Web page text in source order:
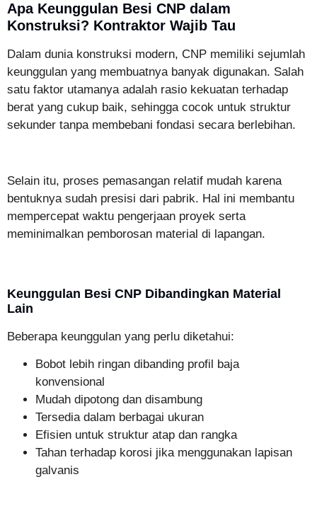
Apa Keunggulan Besi CNP dalam
Konstruksi? Kontraktor Wajib Tau
Dalam dunia konstruksi modern, CNP memiliki sejumlah
keunggulan yang membuatnya banyak digunakan. Salah
satu faktor utamanya adalah rasio kekuatan terhadap
berat yang cukup baik, sehingga cocok untuk struktur
sekunder tanpa membebani fondasi secara berlebihan.
Selain itu, proses pemasangan relatif mudah karena
bentuknya sudah presisi dari pabrik. Hal ini membantu
mempercepat waktu pengerjaan proyek serta
meminimalkan pemborosan material di lapangan.
Keunggulan Besi CNP Dibandingkan Material
Lain
Beberapa keunggulan yang perlu diketahui:
Bobot lebih ringan dibanding profil baja
konvensional
Mudah dipotong dan disambung
Tersedia dalam berbagai ukuran
Efisien untuk struktur atap dan rangka
Tahan terhadap korosi jika menggunakan lapisan
galvanis